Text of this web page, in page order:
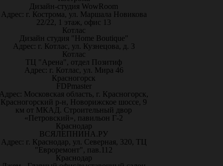
Дизайн-студия WowRoom
Адрес: г. Кострома, ул. Маршала Новикова
22/22, 1 этаж, офис 13
Котлас
Дизайн студия "Home Boutique"
Адрес: г. Котлас, ул. Кузнецова, д. 3
Котлас
ТЦ "Арена", отдел Позитиф
Адрес: г. Котлас, ул. Мира 46
Красногорск
FDPmaster
Московская область, г. Красногорск,
Красногорский р-н, Новорижское шоссе, 9
км от МКАД. Строительный двор
«Петровский», павильон Г-2
Краснодар
ВСЯЛЕПНИНА.РУ
Адрес: г. Краснодар, ул. Северная, 320, ТЦ
"Евроремонт", пав.112
Краснодар